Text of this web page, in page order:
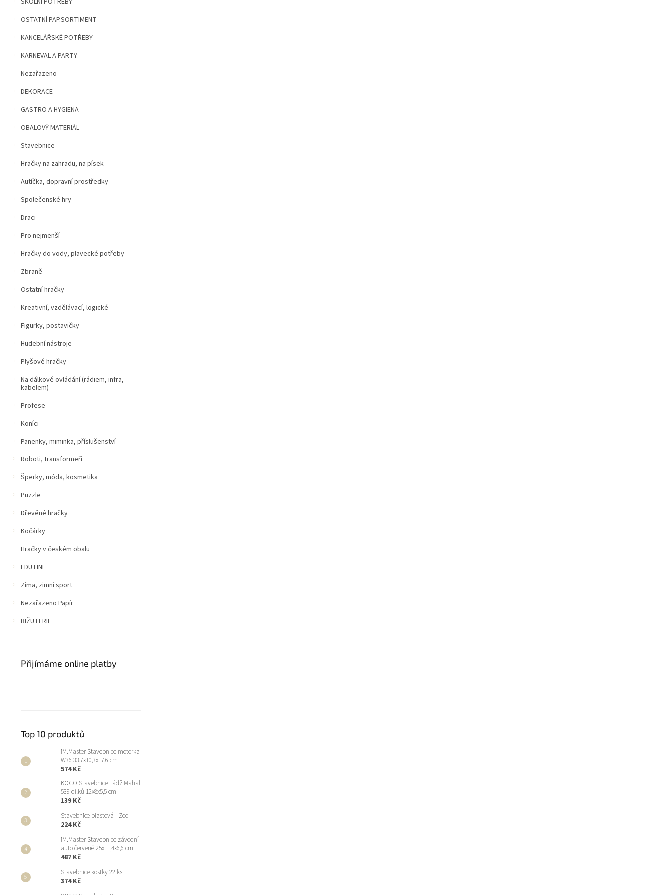
p
a
e
ŠKOLNÍ POTŘEBY
OSTATNÍ PAP.SORTIMENT
KANCELÁŘSKÉ POTŘEBY
KARNEVAL A PARTY
Nezařazeno
DEKORACE
GASTRO A HYGIENA
OBALOVÝ MATERIÁL
Stavebnice
Hračky na zahradu, na písek
Autíčka, dopravní prostředky
Společenské hry
Draci
Pro nejmenší
Hračky do vody, plavecké potřeby
Zbraně
Ostatní hračky
Kreativní, vzdělávací, logické
Figurky, postavičky
Hudební nástroje
Plyšové hračky
Na dálkové ovládání (rádiem, infra,
kabelem)
Profese
Koníci
Panenky, miminka, příslušenství
Roboti, transformeři
Šperky, móda, kosmetika
Puzzle
Dřevěné hračky
Kočárky
Hračky v českém obalu
EDU LINE
Zima, zimní sport
Nezařazeno Papír
BIŽUTERIE
Přijímáme online platby
Top 10 produktů
iM.Master Stavebnice motorka
W36 33,7x10,3x17,6 cm
574 Kč
KOCO Stavebnice Tádž Mahal
539 dílků 12x8x5,5 cm
139 Kč
Stavebnice plastová - Zoo
224 Kč
iM.Master Stavebnice závodní
auto červené 25x11,4x6,6 cm
487 Kč
Stavebnice kostky 22 ks
374 Kč